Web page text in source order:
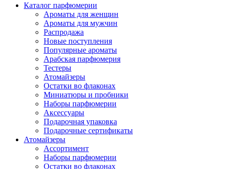
Каталог парфюмерии
Ароматы для женщин
Ароматы для мужчин
Распродажа
Новые поступления
Популярные ароматы
Арабская парфюмерия
Тестеры
Атомайзеры
Остатки во флаконах
Миниатюры и пробники
Наборы парфюмерии
Аксессуары
Подарочная упаковка
Подарочные сертификаты
Атомайзеры
Ассортимент
Наборы парфюмерии
Остатки во флаконах